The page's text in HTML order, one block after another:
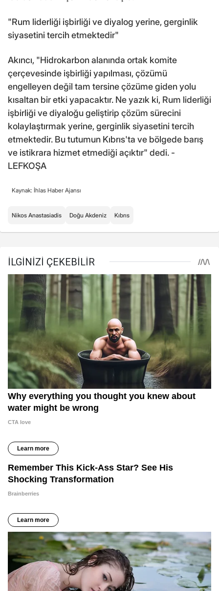
"Rum liderliği işbirliği ve diyalog yerine, gerginlik
siyasetini tercih etmektedir"
Akıncı, "Hidrokarbon alanında ortak komite
çerçevesinde işbirliği yapılması, çözümü
engelleyen değil tam tersine çözüme giden yolu
kısaltan bir etki yapacaktır. Ne yazık ki, Rum liderliği
işbirliği ve diyaloğu geliştirip çözüm sürecini
kolaylaştırmak yerine, gerginlik siyasetini tercih
etmektedir. Bu tutumun Kıbrıs'ta ve bölgede barış
ve istikrara hizmet etmediği açıktır" dedi. -
LEFKOŞA
Kaynak: İhlas Haber Ajansı
Nikos Anastasiadis Doğu Akdeniz Kıbrıs